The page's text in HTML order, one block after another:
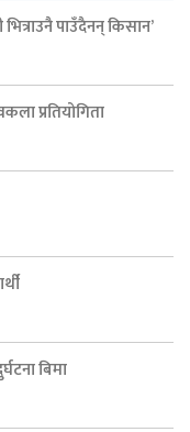
पाउँदैनन् किसान’
प्रतियोगिता
बिमा